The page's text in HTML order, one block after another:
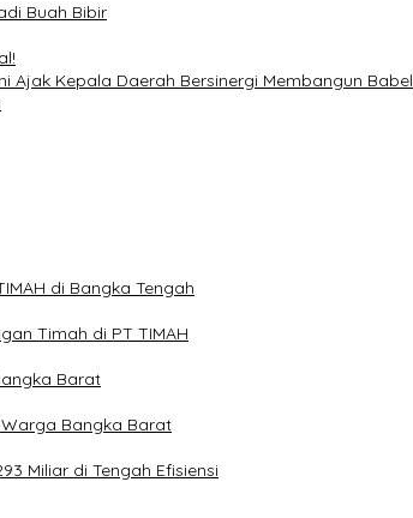
Buah Bibir
Ajak Kepala Daerah Bersinergi Membangun Babel
di Bangka Tengah
Timah di PT TIMAH
Barat
Warga Bangka Barat
Miliar di Tengah Efisiensi